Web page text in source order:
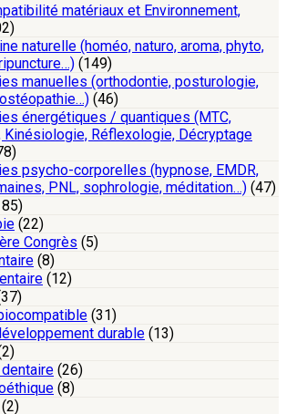
matériaux et Environnement,
naturelle (homéo, naturo, aroma, phyto,
(149)
manuelles (orthodontie, posturologie,
(46)
énergétiques / quantiques (MTC,
Kinésiologie, Réflexologie, Décryptage
psycho-corporelles (hypnose, EMDR,
PNL, sophrologie, méditation…) (47)
(22)
Congrès (5)
(8)
(12)
(31)
durable (13)
(26)
(8)
(2)